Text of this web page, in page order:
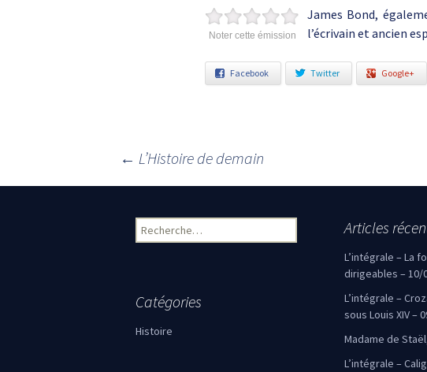
Noter cette émission
James Bond,
l’écrivain et ancien
Facebook Twitter Google+
Navigation des articles
← L’Histoire de demain
Rechercher : Articles
L’intégrale – La
dirigeables – 10/
L’intégrale –
sous Louis XIV –
Madame de
L’intégrale –
Catégories
Histoire